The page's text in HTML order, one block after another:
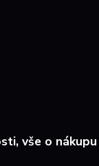
vše o nákupu